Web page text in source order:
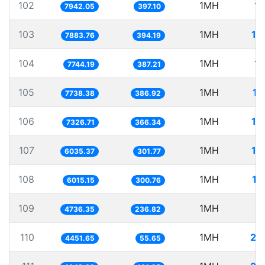
102 7942.05 397.10 1MH
103 7883.76 394.19 1MH
104 7744.19 387.21 1MH
105 7738.38 386.92 1MH
106 7326.71 366.34 1MH
107 6035.37 301.77 1MH
108 6015.15 300.76 1MH
109 4736.35 236.82 1MH
110 4451.65 55.65 1MH